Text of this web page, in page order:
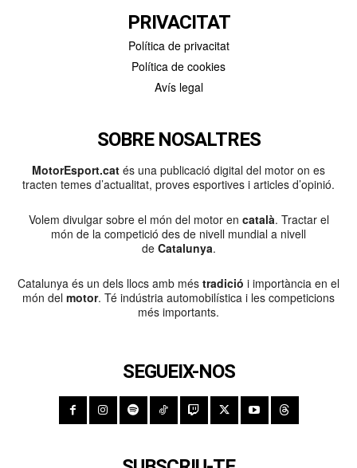
PRIVACITAT
Política de privacitat
Política de cookies
Avís legal
SOBRE NOSALTRES
MotorEsport.cat és una publicació digital del motor on es
tracten temes d’actualitat, proves esportives i articles d’opinió.
Volem divulgar sobre el món del motor en català. Tractar el
món de la competició des de nivell mundial a nivell
de Catalunya.
Catalunya és un dels llocs amb més tradició i importància en el
món del motor. Té indústria automobilística i les competicions
més importants.
SEGUEIX-NOS